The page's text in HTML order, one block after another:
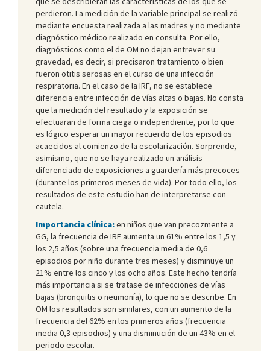
perdieron. La medición de la variable principal se realizó
mediante encuesta realizada a las madres y no mediante
diagnóstico médico realizado en consulta. Por ello,
diagnósticos como el de OM no dejan entrever su
gravedad, es decir, si precisaron tratamiento o bien
fueron otitis serosas en el curso de una infección
respiratoria. En el caso de la IRF, no se establece
diferencia entre infección de vías altas o bajas. No consta
que la medición del resultado y la exposición se
efectuaran de forma ciega o independiente, por lo que
es lógico esperar un mayor recuerdo de los episodios
acaecidos al comienzo de la escolarización. Sorprende,
asimismo, que no se haya realizado un análisis
diferenciado de exposiciones a guardería más precoces
(durante los primeros meses de vida). Por todo ello, los
resultados de este estudio han de interpretarse con
cautela.
Importancia clínica:en niños que van precozmente a
GG, la frecuencia de IRF aumenta un 61% entre los 1,5 y
los 2,5 años (sobre una frecuencia media de 0,6
episodios por niño durante tres meses) y disminuye un
21% entre los cinco y los ocho años. Este hecho tendría
más importancia si se tratase de infecciones de vías
bajas (bronquitis o neumonía), lo que no se describe. En
OM los resultados son similares, con un aumento de la
frecuencia del 62% en los primeros años (frecuencia
media 0,3 episodios) y una disminución de un 43% en el
periodo escolar.